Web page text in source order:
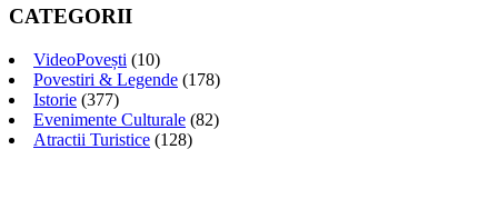
CATEGORII
VideoPovești (10)
Povestiri & Legende (178)
Istorie (377)
Evenimente Culturale (82)
Atractii Turistice (128)